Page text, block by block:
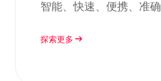
智能、快速、便携、准确
探索更多